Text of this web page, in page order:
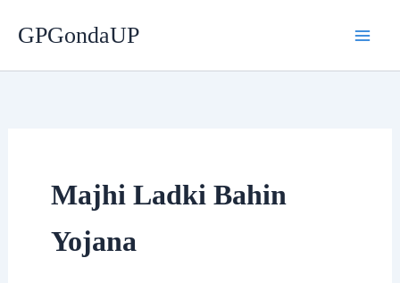
GPGondaUP
Majhi Ladki Bahin
Yojana